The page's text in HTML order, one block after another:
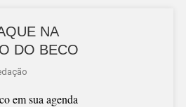
NA
DO BECO
em sua agenda